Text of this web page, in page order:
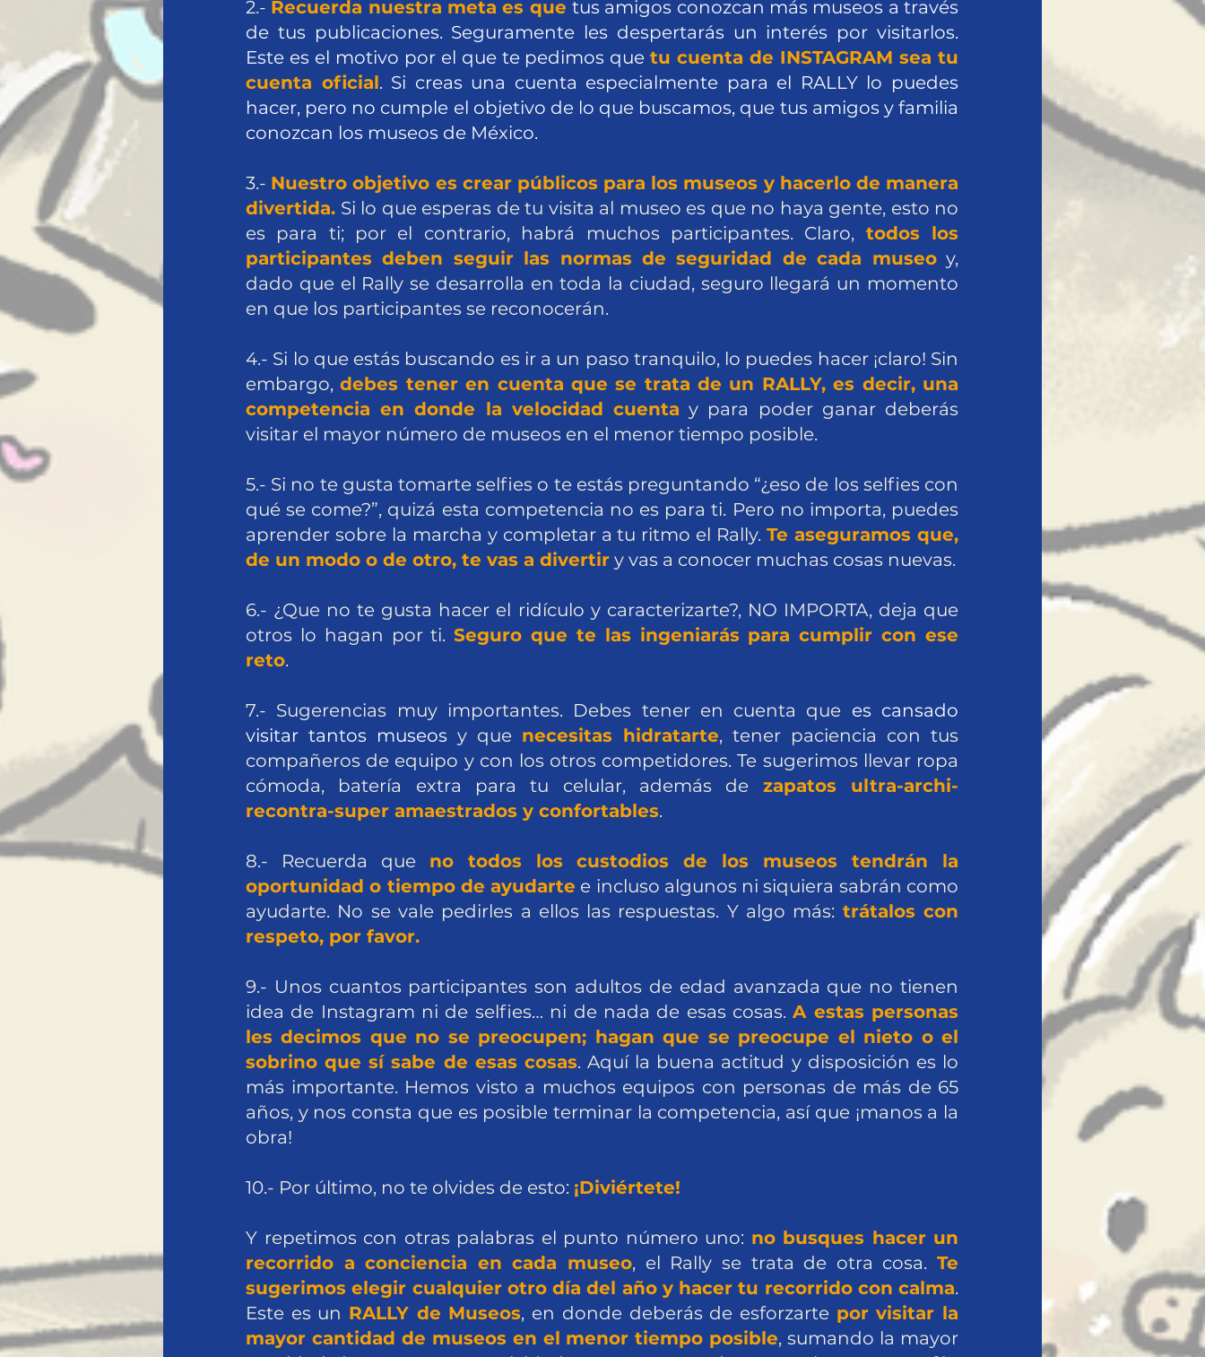
2.- Recuerda nuestra meta es quetus amigos conozcan más museos a través
de tus publicaciones. Seguramente les despertarás un interés por visitarlos.
Este es el motivo por el que te pedimos quetu cuenta de INSTAGRAM sea tu
cuenta oficial. Si creas una cuenta especialmente para el RALLY lo puedes
hacer, pero no cumple el objetivo de lo que buscamos, que tus amigos y familia
conozcan los museos de México.
3.- Nuestro objetivo es crear públicos para los museos y hacerlo de manera
divertida. Si lo que esperas de tu visita al museo es que no haya gente, esto no
es para ti; por el contrario, habrá muchos participantes. Claro, todos los
participantes deben seguir las normas de seguridad de cada museoy,
dado que el Rally se desarrolla en toda la ciudad, seguro llegará un momento
en que los participantes se reconocerán.
4.- Si lo que estás buscando es ir a un paso tranquilo, lo puedes hacer ¡claro! Sin
embargo,debes tener en cuenta que se trata de un RALLY, es decir, una
competencia en donde la velocidad cuenta y para poder ganar deberás
visitar el mayor número de museos en el menor tiempo posible.
5.- Si no te gusta tomarte selfies o te estás preguntando “¿eso de los selfies con
qué se come?”, quizá esta competencia no es para ti. Pero no importa, puedes
aprender sobre la marcha y completar a tu ritmo el Rally.Te aseguramos que,
de un modo o de otro, te vas a divertir y vas a conocer muchas cosas nuevas.
6.- ¿Que no te gusta hacer el ridículo y caracterizarte?, NO IMPORTA, deja que
otros lo hagan por ti.Seguro que te las ingeniarás para cumplir con ese
reto.
7.- Sugerencias muy importantes. Debes tener en cuenta que es cansado
visitar tantos museos y que necesitas hidratarte, tener paciencia con tus
compañeros de equipo y con los otros competidores. Te sugerimos llevar ropa
cómoda, batería extra para tu celular, además de zapatos ultra-archi-
recontra-super amaestrados y confortables.
8.- Recuerda que no todos los custodios de los museos tendrán la
oportunidad o tiempo de ayudarte e incluso algunos ni siquiera sabrán como
ayudarte. No se vale pedirles a ellos las respuestas. Y algo más: trátalos con
respeto, por favor.
9.- Unos cuantos participantes son adultos de edad avanzada que no tienen
idea de Instagram ni de selfies… ni de nada de esas cosas.A estas personas
les decimos que no se preocupen; hagan que se preocupe el nieto o el
sobrino que sí sabe de esas cosas. Aquí la buena actitud y disposición es lo
más importante. Hemos visto a muchos equipos con personas de más de 65
años, y nos consta que es posible terminar la competencia, así que ¡manos a la
obra!
10.- Por último, no te olvides de esto: ¡Diviértete!
Y repetimos con otras palabras el punto número uno: no busques hacer un
recorrido a conciencia en cada museo, el Rally se trata de otra cosa.Te
sugerimos elegir cualquier otro día del año y hacer tu recorrido con calma.
Este es un RALLY de Museos, en donde deberás de esforzarte por visitar la
mayor cantidad de museos en el menor tiempo posible, sumando la mayor